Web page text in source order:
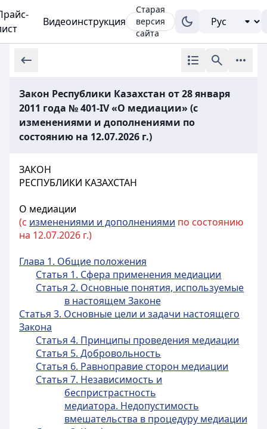
Видеоинструкция
Старая
версия
сайта
Закон Республики Казахстан от 28 января
2011 года № 401-IV «О медиации» (с
изменениями и дополнениями по
состоянию на 12.07.2026 г.)
ЗАКОН
РЕСПУБЛИКИ КАЗАХСТАН
О медиации
(с изменениями и дополнениями по состоянию
на 12.07.2026 г.)
Глава 1. Общие положения
Статья 1. Сфера применения медиации
Статья 2. Основные понятия, используемые
в настоящем Законе
Статья 3. Основные цели и задачи настоящего
Закона
Статья 4. Принципы проведения медиации
Статья 5. Добровольность
Статья 6. Равноправие сторон медиации
Статья 7. Независимость и
беспристрастность
медиатора. Недопустимость
вмешательства в процедуру медиации